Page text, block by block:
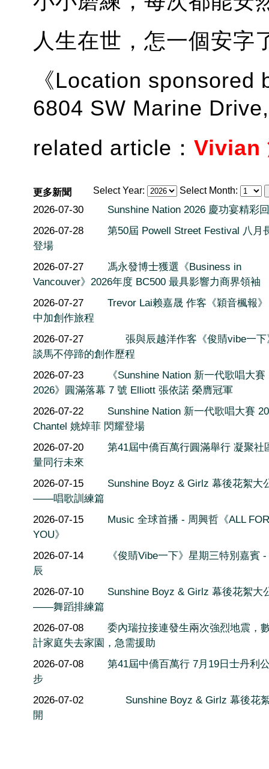
人生在世，怎一個安字
《Location
6804 SW Marine
related article： Vivian
Select Year: Select Month:
更多新聞
2026-07-30
Sunshine Nation 2026 慶功宴精彩
2026-07-28
第50屆 Powell Street Festival 八月
登場
2026-07-27
馮永發博士獲選《Business in
Vancouver》2026年度 BC500 最具影響力商界領袖
2026-07-27
Trevor Lai赖嘉晟 作客《穎音楓報
中加創作旅程
2026-07-27
張與辰越洋作客《俊䝼vibe一下
談馬不停蹄的創作歷程
2026-07-23
《Sunshine Nation 新一代歌唱大賽
2026》圓滿落幕 7 號 Elliott 張依諾 榮膺冠軍
2026-07-22
Sunshine Nation 新一代歌唱大賽
Chantel 姚焯菲 閃耀登場
2026-07-20
第41屆中僑百萬行圓滿舉行 凝聚社
量同行未來
2026-07-15
Sunshine Boyz & Girlz 幕後花絮大
——唱歌訓練篇
2026-07-15
Music 全球首播 - 周興哲《ALL FOR
YOU》
2026-07-14
《俊䝼Vibe一下》星期三特別嘉賓
辰
2026-07-10
Sunshine Boyz & Girlz 幕後花絮大
——舞蹈排練篇
2026-07-08
委內瑞拉接連發生兩次強烈地震，
計家庭失去家園，急需援助
2026-07-08
第41屆中僑百萬行 7月19日士丹利
步
2026-07-02
Sunshine Boyz & Girlz 幕後花
開